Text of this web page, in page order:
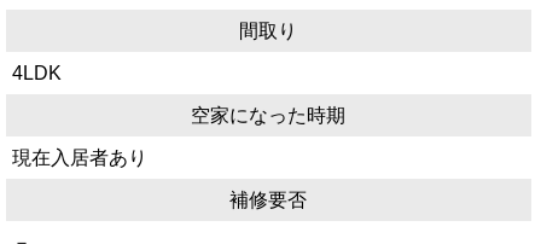
間取り
4LDK
空家になった時期
現在入居者あり
補修要否